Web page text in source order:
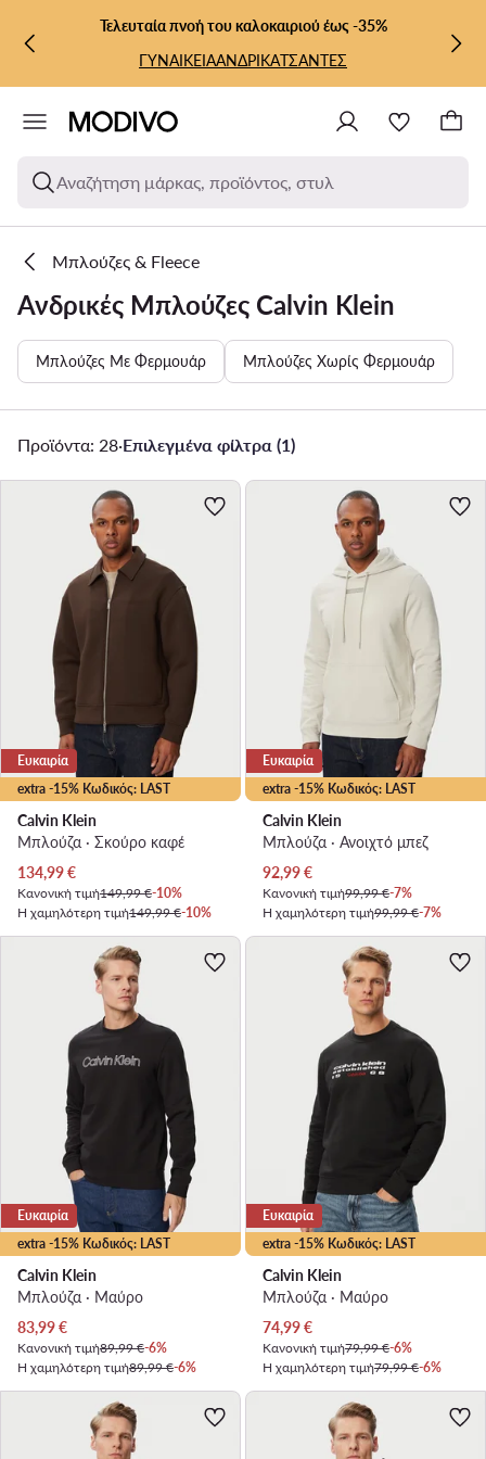
ΜΕΤΆΒΑΣΗ ΣΤΟ ΚΎΡΙΟ ΠΕΡΙΕΧΌΜΕΝΟ
ΜΕΤΆΒΑΣΗ ΣΤΗΝ ΑΝΑΖΉΤΗΣΗ
Τελευταία πνοή του καλοκαιριού έως -35%
ΓΥΝΑΙΚΕΙΑΑΝΔΡΙΚΑΤΣΑΝΤΕΣ
Αναζήτηση μάρκας, προϊόντος, στυλ
Μπλούζες & Fleece
Ανδρικές Μπλούζες Calvin Klein
Μπλούζες Με Φερμουάρ Μπλούζες Χωρίς Φερμουάρ
Προϊόντα: 28·Επιλεγμένα φίλτρα (1)
extra -15% Κωδικός: LAST
Ευκαιρία
Calvin Klein
Μπλούζα · Σκούρο καφέ
Τρέχουσα τιμή
134,99€
Κανονική τιμή149,99 €-10%
Η χαμηλότερη τιμή149,99 €-10%
extra -15% Κωδικός: LAST
Ευκαιρία
Calvin Klein
Μπλούζα · Ανοιχτό μπεζ
Τρέχουσα τιμή
92,99€
Κανονική τιμή99,99 €-7%
Η χαμηλότερη τιμή99,99 €-7%
extra -15% Κωδικός: LAST
Ευκαιρία
Calvin Klein
Μπλούζα · Μαύρο
Τρέχουσα τιμή
83,99€
Κανονική τιμή89,99 €-6%
Η χαμηλότερη τιμή89,99 €-6%
extra -15% Κωδικός: LAST
Ευκαιρία
Calvin Klein
Μπλούζα · Μαύρο
Τρέχουσα τιμή
74,99€
Κανονική τιμή79,99 €-6%
Η χαμηλότερη τιμή79,99 €-6%